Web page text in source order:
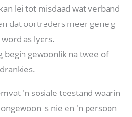
lei tot misdaad wat verband
dat oortreders meer geneig
as lyers.
begin gewoonlik na twee of
'n sosiale toestand waarin
is nie en 'n persoon